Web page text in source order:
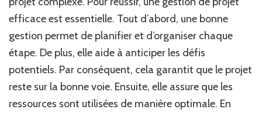
projet
est-
cruciale
pour
la
de
la
efficace est essentielle. Tout d’abord, une bonne
gestion permet de planifier et d’organiser chaque
étape. De plus, elle aide à anticiper les défis
potentiels. Par conséquent, cela garantit que le projet
reste sur la bonne voie. Ensuite, elle assure que les
ressources sont utilisées de manière optimale. En